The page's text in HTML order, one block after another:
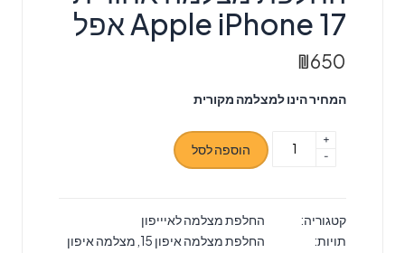
Apple iPhone 17 אפל
₪650
המחיר הינו למצלמה מקורית
כמות
אחורית
Apple
-
+
הוספה לסל
קטגוריה:
החלפת מצלמה לאיייפון
תויות:
החלפת מצלמה איפון 15
מצלמה איפון